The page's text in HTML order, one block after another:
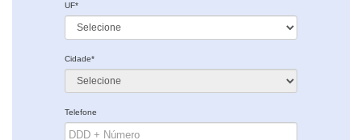
UF*
Cidade*
Telefone